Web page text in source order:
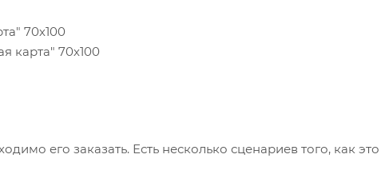
70х100
карта" 70х100
его заказать. Есть несколько сценариев того, как это